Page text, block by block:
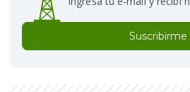
Suscribirme